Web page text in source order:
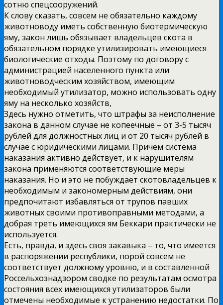
сотню спецсооружений.
К слову сказать, совсем не обязательно каждому
животноводу иметь собственную биотермическую
яму, закон лишь обязывает владельцев скота в
обязательном порядке утилизировать имеющиеся
биологические отходы. Поэтому по договору с
администрацией населенного пункта или
животноводческим хозяйством, имеющим
необходимый утилизатор, можно использовать одну
яму на несколько хозяйств,
Здесь нужно отметить, что штрафы за неисполнение
закона в данном случае не копеечные – от 3-5 тысяч
рублей для должностных лиц и от 20 тысяч рублей в
случае с юридическими лицами. Причем система
наказания активно действует, и к нарушителям
закона применяются соответствующие меры
наказания. Но и это не побуждает скотовладельцев к
необходимым и закономерным действиям, они
предпочитают избавляться от трупов павших
животных своими противоправными методами, а
добрая треть имеющихся ям Беккари практически не
используется.
Есть, правда, и здесь своя закавыка – то, что имеется
в распоряжении республики, порой совсем не
соответствует должному уровню, и в составленной
Россельхознадзором сводке по результатам осмотра
состояния всех имеющихся утилизаторов были
отмечены необходимые к устранению недостатки. По